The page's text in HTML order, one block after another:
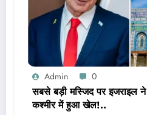
Admin 0
सबसे बड़ी मस्जिद पर इजराइल
कश्मीर में हुआ खेल!..